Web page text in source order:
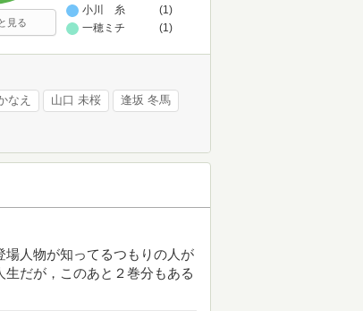
小川 糸
(1)
一穂ミチ
(1)
見る
なえ 山口 未桜 逢坂 冬馬
人物が知ってるつもりの人が
だが，このあと２巻分もある